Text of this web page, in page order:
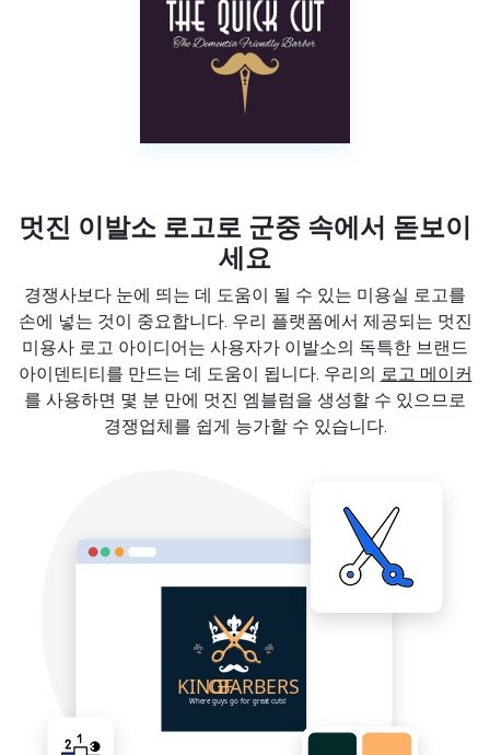
멋진 이발소 로고로 군중 속에서 돋보이
세요
경쟁사보다 눈에 띄는 데 도움이 될 수 있는 미용실 로고를
손에 넣는 것이 중요합니다. 우리 플랫폼에서 제공되는 멋진
미용사 로고 아이디어는 사용자가 이발소의 독특한 브랜드
아이덴티티를 만드는 데 도움이 됩니다. 우리의 로고 메이커
를 사용하면 몇 분 만에 멋진 엠블럼을 생성할 수 있으므로
경쟁업체를 쉽게 능가할 수 있습니다.